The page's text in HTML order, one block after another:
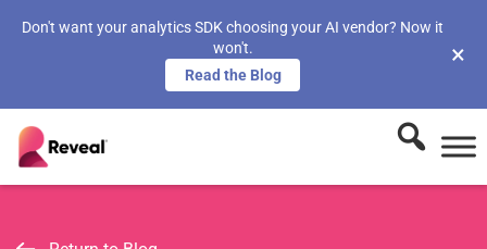
Don't want your analytics SDK choosing your AI vendor? Now it
won't.
Read the Blog
×